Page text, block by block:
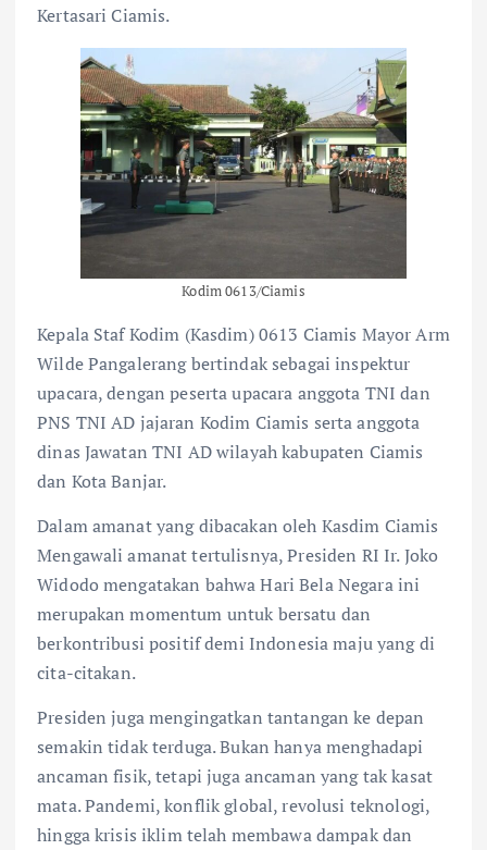
Kertasari Ciamis.
Kodim 0613/Ciamis
Kepala Staf Kodim (Kasdim) 0613 Ciamis Mayor Arm
Wilde Pangalerang bertindak sebagai inspektur
upacara, dengan peserta upacara anggota TNI dan
PNS TNI AD jajaran Kodim Ciamis serta anggota
dinas Jawatan TNI AD wilayah kabupaten Ciamis
dan Kota Banjar.
Dalam amanat yang dibacakan oleh Kasdim Ciamis
Mengawali amanat tertulisnya, Presiden RI Ir. Joko
Widodo mengatakan bahwa Hari Bela Negara ini
merupakan momentum untuk bersatu dan
berkontribusi positif demi Indonesia maju yang di
cita-citakan.
Presiden juga mengingatkan tantangan ke depan
semakin tidak terduga. Bukan hanya menghadapi
ancaman fisik, tetapi juga ancaman yang tak kasat
mata. Pandemi, konflik global, revolusi teknologi,
hingga krisis iklim telah membawa dampak dan